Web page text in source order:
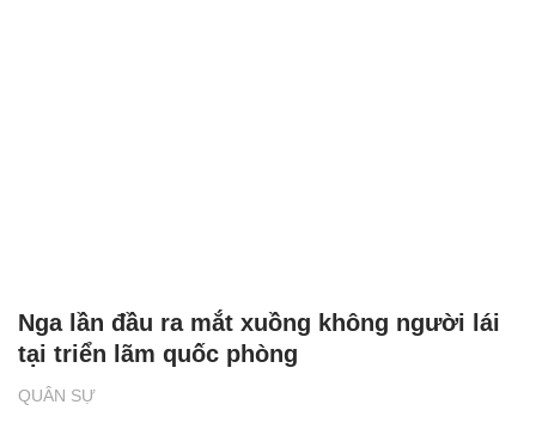
QUÂN SỰ
Nga lần đầu ra mắt xuồng không người lái
tại triển lãm quốc phòng